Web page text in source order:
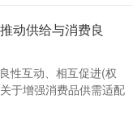
动供给与消费良
性互动、相互促进(权
于增强消费品供需适配